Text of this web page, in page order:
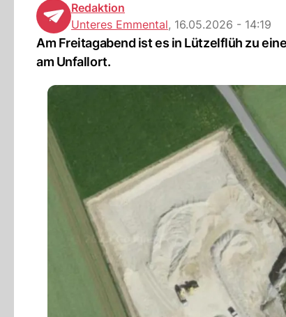
Redaktion
Unteres Emmental, 16.05.2026 - 14:19
Am Freitagabend ist es in Lützelflüh zu
am Unfallort.